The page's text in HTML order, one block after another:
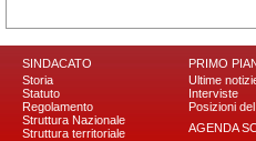
SINDACATO
Storia
Statuto
Regolamento
Struttura Nazionale
Struttura territoriale
PRIMO
Ultime
Interviste
Posizioni
AGENDA